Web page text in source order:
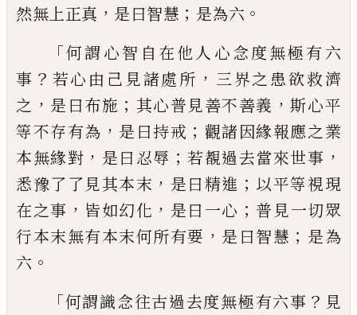
然無上正真 ， 是曰智慧 ； 是為六 。
「何謂心智 自在他人心念度無極有六
事 ？ 若心由己見諸處所 ， 三界之患欲救濟
之 ， 是曰布施 ； 其心普見善不善義 ，斯心平
等不存有為 ， 是曰持戒 ； 觀諸因緣報應之業
本無緣對 ， 是曰忍辱 ； 若覩過去當來世事 ，
悉豫了了見其本末 ， 是曰精進 ； 以平等視現
在之事 ， 皆如幻化 ， 是曰一心 ； 普見一切眾
行本末無有本末何所有要 ， 是曰智慧 ； 是為
六 。
「何謂識念往古過去度無極有六事 ？ 見